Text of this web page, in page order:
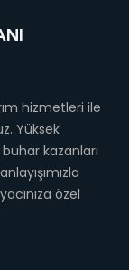
hizmetleri ile
Yüksek
kazanları
özel